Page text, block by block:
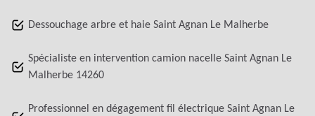
Dessouchage arbre et haie Saint Agnan Le Malherbe
Spécialiste en intervention camion nacelle Saint Agnan Le
Malherbe 14260
Professionnel en dégagement fil électrique Saint Agnan Le